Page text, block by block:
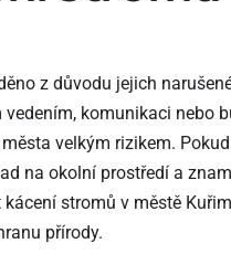
z důvodu jejich
komunikaci nebo
velkým rizikem.
na okolní prostředí a
stromů v městě
přírody.